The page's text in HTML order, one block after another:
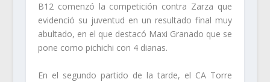
B12 comenzó la competición contra Zarza que
evidenció su juventud en un resultado final muy
abultado, en el que destacó Maxi Granado que se
pone como pichichi con 4 dianas.
En el segundo partido de la tarde, el CA Torre